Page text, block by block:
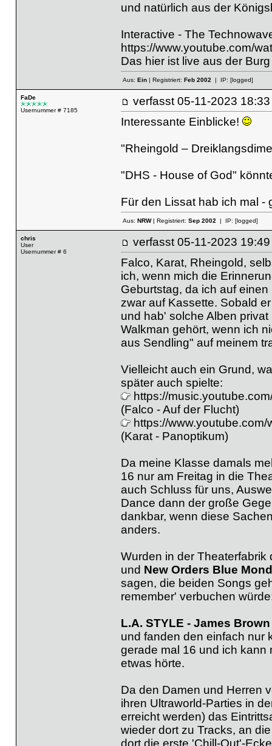
und natürlich aus der
Interactive - The
https://www.youtube.com/
Das hier ist live aus der
Aus: Ein| Registriert: Feb 2002| IP: [logged]
FaDe
Usernummer # 7185
verfasst 05-11-2023
Interessante Einblicke!
"Rheingold –
"DHS - House of God"
Für den Lissat hab ich mal -
Aus: NRW| Registriert: Sep 2002| IP: [logged]
chris
User
Usernummer # 6
verfasst 05-11-2023
Falco, Karat, Rheingold,
ich, wenn mich die
Geburtstag, da ich auf
zwar auf Kassette. Sobald
und hab' solche Alben
Walkman gehört, wenn ich
aus Sendling" auf meinem
Vielleicht auch ein Grund,
später auch spielte:
https://
(Falco - Auf der Flucht)
https://
(Karat - Panoptikum)
Da meine Klasse damals
16 nur am Freitag in die
auch Schluss für uns,
Dance dann der große
dankbar, wenn diese
anders.
Wurden in der
und New Orders Blue
sagen, die beiden Songs
remember' verbuchen
L.A. STYLE - James
und fanden den einfach nur
gerade mal 16 und ich kann
etwas hörte.
Da den Damen und Herren
ihren Ultraworld-Parties in
erreicht werden) das
wieder dort zu Tracks, an
dort die erste 'Chill-Out'-